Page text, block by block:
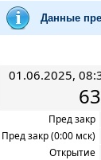
Данные
01.06.2025,
Пред закр
Пред закр (0:00 мск)
Открытие